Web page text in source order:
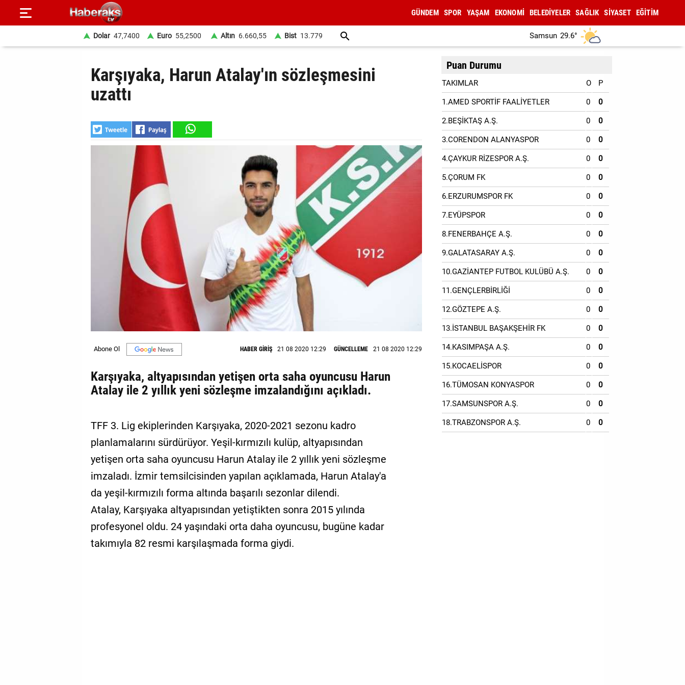
GÜNDEM SPOR YAŞAM EKONOMİ BELEDİYELER SAĞLIK SİYASET EĞİTİM
Dolar 47,7400 Euro 55,2500 Altın 6.660,55 Bist 13.779 Samsun 29.6°
Karşıyaka, Harun Atalay'ın sözleşmesini
uzattı
HABER GİRİŞ 21 08 2020 12:29 GÜNCELLEME 21 08 2020 12:29
Karşıyaka, altyapısından yetişen orta saha oyuncusu Harun
Atalay ile 2 yıllık yeni sözleşme imzalandığını açıkladı.
TFF 3. Lig ekiplerinden Karşıyaka, 2020-2021 sezonu kadro
planlamalarını sürdürüyor. Yeşil-kırmızılı kulüp, altyapısından
yetişen orta saha oyuncusu Harun Atalay ile 2 yıllık yeni sözleşme
imzaladı. İzmir temsilcisinden yapılan açıklamada, Harun Atalay'a
da yeşil-kırmızılı forma altında başarılı sezonlar dilendi.
Atalay, Karşıyaka altyapısından yetiştikten sonra 2015 yılında
profesyonel oldu. 24 yaşındaki orta daha oyuncusu, bugüne kadar
takımıyla 82 resmi karşılaşmada forma giydi.
Puan Durumu
TAKIMLAR O P
1.AMED SPORTİF FAALİYETLER 0 0
2.BEŞİKTAŞ A.Ş. 0 0
3.CORENDON ALANYASPOR 0 0
4.ÇAYKUR RİZESPOR A.Ş. 0 0
5.ÇORUM FK 0 0
6.ERZURUMSPOR FK 0 0
7.EYÜPSPOR 0 0
8.FENERBAHÇE A.Ş. 0 0
9.GALATASARAY A.Ş. 0 0
10.GAZİANTEP FUTBOL KULÜBÜ A.Ş. 0 0
11.GENÇLERBİRLİĞİ 0 0
12.GÖZTEPE A.Ş. 0 0
13.İSTANBUL BAŞAKŞEHİR FK 0 0
14.KASIMPAŞA A.Ş. 0 0
15.KOCAELİSPOR 0 0
16.TÜMOSAN KONYASPOR 0 0
17.SAMSUNSPOR A.Ş. 0 0
18.TRABZONSPOR A.Ş. 0 0